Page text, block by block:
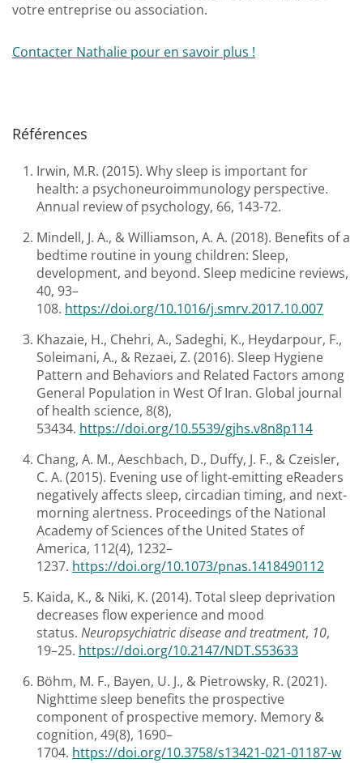
votre entreprise ou association.
Contacter Nathalie pour en savoir plus !
Références
Irwin, M.R. (2015). Why sleep is important for
health: a psychoneuroimmunology perspective.
Annual review of psychology, 66, 143-72.
Mindell, J. A., & Williamson, A. A. (2018). Benefits of a
bedtime routine in young children: Sleep,
development, and beyond. Sleep medicine reviews,
40, 93–
108. https://doi.org/10.1016/j.smrv.2017.10.007
Khazaie, H., Chehri, A., Sadeghi, K., Heydarpour, F.,
Soleimani, A., & Rezaei, Z. (2016). Sleep Hygiene
Pattern and Behaviors and Related Factors among
General Population in West Of Iran. Global journal
of health science, 8(8),
53434. https://doi.org/10.5539/gjhs.v8n8p114
Chang, A. M., Aeschbach, D., Duffy, J. F., & Czeisler,
C. A. (2015). Evening use of light-emitting eReaders
negatively affects sleep, circadian timing, and next-
morning alertness. Proceedings of the National
Academy of Sciences of the United States of
America, 112(4), 1232–
1237. https://doi.org/10.1073/pnas.1418490112
Kaida, K., & Niki, K. (2014). Total sleep deprivation
decreases flow experience and mood
status. Neuropsychiatric disease and treatment, 10,
19–25. https://doi.org/10.2147/NDT.S53633
Böhm, M. F., Bayen, U. J., & Pietrowsky, R. (2021).
Nighttime sleep benefits the prospective
component of prospective memory. Memory &
cognition, 49(8), 1690–
1704. https://doi.org/10.3758/s13421-021-01187-w